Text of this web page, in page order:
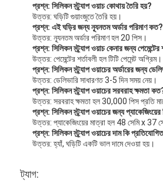
প্রশ্ন: সিলিকন স্ট্র্যাপ ওয়াচ কোথায় তৈরি হয়?
উত্তর: ঘড়িটি গুয়াংজুতে তৈরি হয়।
প্রশ্ন: এই ঘড়ির জন্য ন্যূনতম অর্ডার পরিমাণ কত?
উত্তর: ন্যূনতম অর্ডার পরিমাণ হল 20 পিস।
প্রশ্ন: সিলিকন স্ট্র্যাপ ওয়াচ কেনার জন্য পেমেন্টের
উত্তর: পেমেন্টের শর্তাবলী হল টিটি পেমেন্ট অগ্রিম।
প্রশ্ন: সিলিকন স্ট্র্যাপ ওয়াচের অর্ডারের জন্য
উত্তর: ডেলিভারি সাধারণত 3-5 দিন সময় নেয়।
প্রশ্ন: সিলিকন স্ট্র্যাপ ওয়াচের সরবরাহ ক্ষমতা
উত্তর: সরবরাহ ক্ষমতা হল 30,000 পিস প্রতি
প্রশ্ন: সিলিকন স্ট্র্যাপ ওয়াচের জন্য
উত্তর: প্যাকেজিংয়ের মাত্রা হল 48 সেমি x 37
প্রশ্ন: সিলিকন স্ট্র্যাপ ওয়াচের দাম কি
উত্তর: হ্যাঁ, ঘড়িটি একটি ভাল দামে দেওয়া হয়।
ট্যাগ: